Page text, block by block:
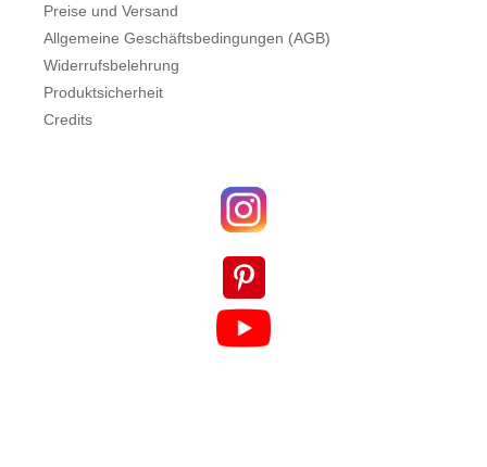
Preise und Versand
Allgemeine Geschäftsbedingungen (AGB)
Widerrufsbelehrung
Produktsicherheit
Credits